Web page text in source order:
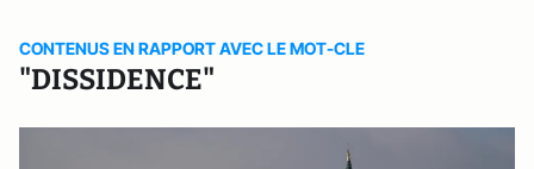
CONTENUS EN RAPPORT AVEC LE MOT-CLE
"DISSIDENCE"